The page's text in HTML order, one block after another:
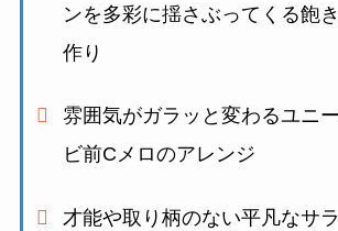
ンを多彩に揺さぶってくる飽
作り
雰囲気がガラッと変わるユニ
ビ前Cメロのアレンジ
才能や取り柄のない平凡なサ